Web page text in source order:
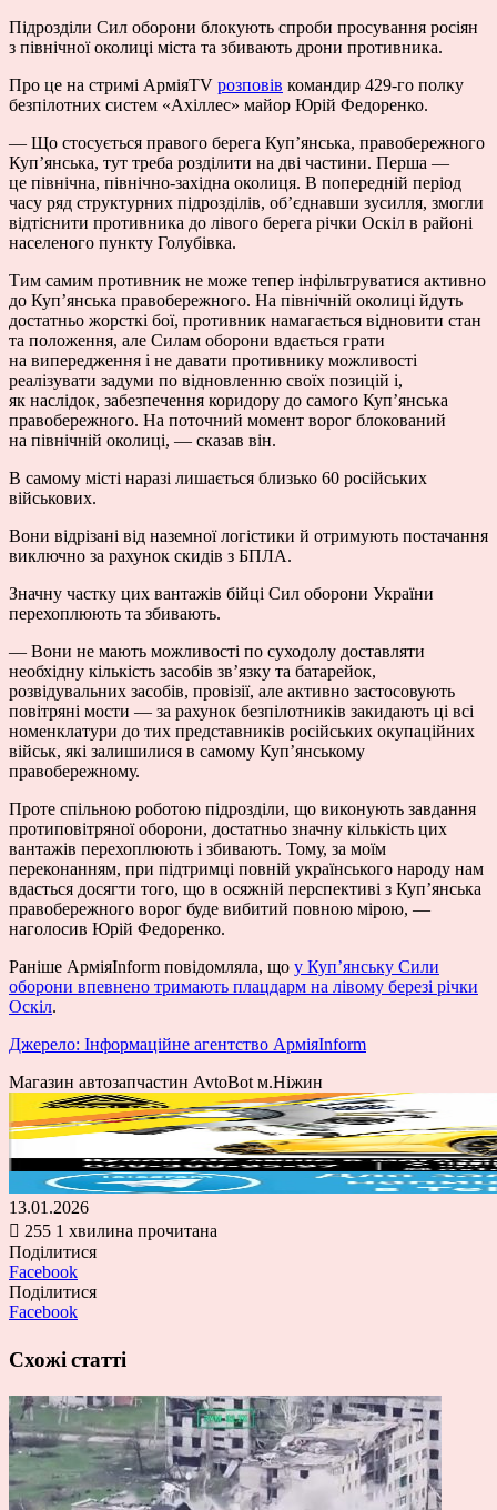
Підрозділи Сил оборони блокують спроби просування росіян
з північної околиці міста та збивають дрони противника.
Про це на стримі АрміяTV розповів командир 429-го полку
безпілотних систем «Ахіллес» майор Юрій Федоренко.
— Що стосується правого берега Куп’янська, правобережного
Куп’янська, тут треба розділити на дві частини. Перша —
це північна, північно-західна околиця. В попередній період
часу ряд структурних підрозділів, об’єднавши зусилля, змогли
відтіснити противника до лівого берега річки Оскіл в районі
населеного пункту Голубівка.
Тим самим противник не може тепер інфільтруватися активно
до Куп’янська правобережного. На північній околиці йдуть
достатньо жорсткі бої, противник намагається відновити стан
та положення, але Силам оборони вдається грати
на випередження і не давати противнику можливості
реалізувати задуми по відновленню своїх позицій і,
як наслідок, забезпечення коридору до самого Куп’янська
правобережного. На поточний момент ворог блокований
на північній околиці, — сказав він.
В самому місті наразі лишається близько 60 російських
військових.
Вони відрізані від наземної логістики й отримують постачання
виключно за рахунок скидів з БПЛА.
Значну частку цих вантажів бійці Сил оборони України
перехоплюють та збивають.
— Вони не мають можливості по суходолу доставляти
необхідну кількість засобів зв’язку та батарейок,
розвідувальних засобів, провізії, але активно застосовують
повітряні мости — за рахунок безпілотників закидають ці всі
номенклатури до тих представників російських окупаційних
військ, які залишилися в самому Куп’янському
правобережному.
Проте спільною роботою підрозділи, що виконують завдання
протиповітряної оборони, достатньо значну кількість цих
вантажів перехоплюють і збивають. Тому, за моїм
переконанням, при підтримці повній українського народу нам
вдасться досягти того, що в осяжній перспективі з Куп’янська
правобережного ворог буде вибитий повною мірою, —
наголосив Юрій Федоренко.
Раніше АрміяInform повідомляла, що у Куп’янську Сили
оборони впевнено тримають плацдарм на лівому березі річки
Оскіл.
Джерело: Інформаційне агентство АрміяInform
Магазин автозапчастин AvtoBot м.Ніжин
13.01.2026
255 1 хвилина прочитана
Поділитися
Facebook
Поділитися
Facebook
Схожі статті